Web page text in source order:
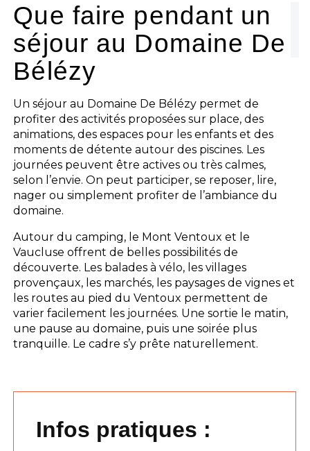
Que faire pendant un
séjour au Domaine De
Bélézy
Un séjour au Domaine De Bélézy permet de
profiter des activités proposées sur place, des
animations, des espaces pour les enfants et des
moments de détente autour des piscines. Les
journées peuvent être actives ou très calmes,
selon l’envie. On peut participer, se reposer, lire,
nager ou simplement profiter de l’ambiance du
domaine.
Autour du camping, le Mont Ventoux et le
Vaucluse offrent de belles possibilités de
découverte. Les balades à vélo, les villages
provençaux, les marchés, les paysages de vignes et
les routes au pied du Ventoux permettent de
varier facilement les journées. Une sortie le matin,
une pause au domaine, puis une soirée plus
tranquille. Le cadre s’y prête naturellement.
Infos pratiques :